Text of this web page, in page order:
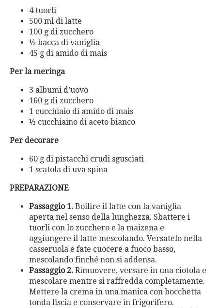
4 tuorli
500 ml di latte
100 g di zucchero
½ bacca di vaniglia
45 g di amido di mais
Per la meringa
3 albumi d’uovo
160 g di zucchero
1 cucchiaio di amido di mais
½ cucchiaino di aceto bianco
Per decorare
60 g di pistacchi crudi sgusciati
1 scatola di uva spina
PREPARAZIONE
Passaggio 1. Bollire il latte con la vaniglia
aperta nel senso della lunghezza. Sbattere i
tuorli con lo zucchero e la maizena e
aggiungere il latte mescolando. Versatelo nella
casseruola e fate cuocere a fuoco basso,
mescolando finché non si addensa.
Passaggio 2. Rimuovere, versare in una ciotola e
mescolare mentre si raffredda completamente.
Mettere la crema in una manica con bocchetta
tonda liscia e conservare in frigorifero.